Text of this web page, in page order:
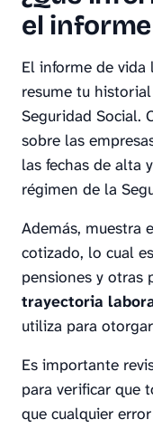
el
El informe de
resume tu
Seguridad Social.
sobre las
las fechas de alta
régimen de la
Además, muestra
cotizado, lo cual
pensiones y otras
trayectoria
utiliza para
Es importante
para verificar que
que cualquier